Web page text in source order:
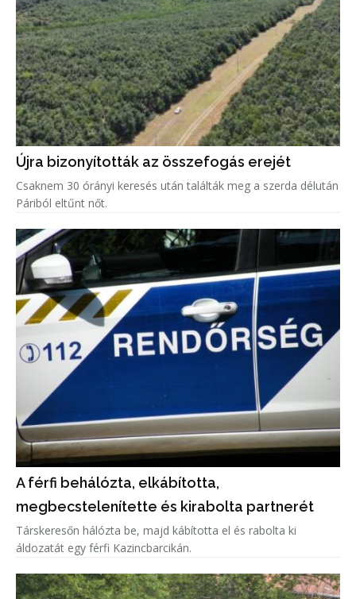
Újra bizonyították az összefogás erejét
Csaknem 30 órányi keresés után találták meg a szerda délután
Páriból eltűnt nőt.
A férfi behálózta, elkábította,
megbecstelenítette és kirabolta partnerét
Társkeresőn hálózta be, majd kábította el és rabolta ki
áldozatát egy férfi Kazincbarcikán.